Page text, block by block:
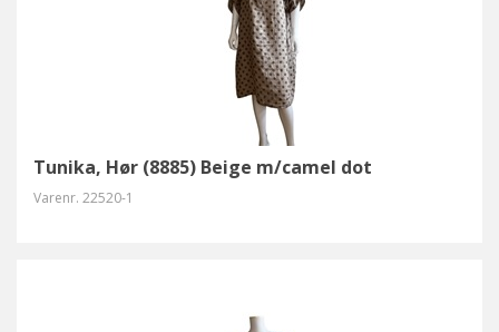
Tunika, Hør (8885) Beige m/camel dot
Varenr. 22520-1